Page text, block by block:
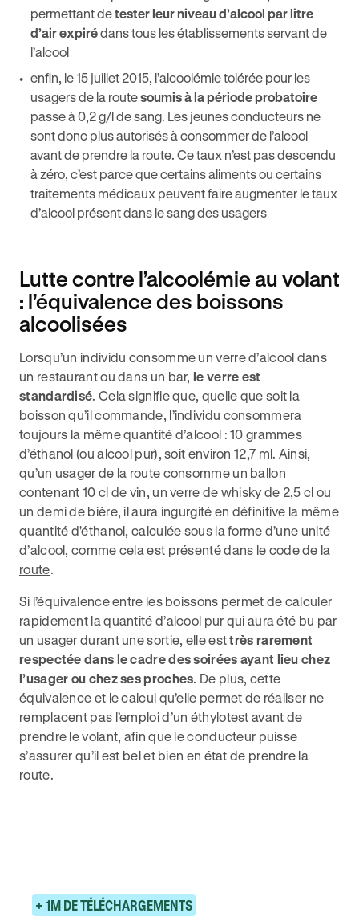
permettant detester leur niveau d’alcool par litre
d’air expirédans tous les établissements servant de
l’alcool
enfin, le 15 juillet 2015, l’alcoolémie tolérée pour les
usagers de la routesoumis à la période probatoire
passe à 0,2 g/l de sang. Les jeunes conducteurs ne
sont donc plus autorisés à consommer de l’alcool
avant de prendre la route. Ce taux n’est pas descendu
à zéro, c’est parce que certains aliments ou certains
traitements médicaux peuvent faire augmenter le taux
d’alcool présent dans le sang des usagers
Lutte contre l’alcoolémie au volant
: l’équivalence des boissons
alcoolisées
Lorsqu’un individu consomme un verre d’alcool dans
un restaurant ou dans un bar,le verre est
standardisé. Cela signifie que, quelle que soit la
boisson qu’il commande, l’individu consommera
toujours la même quantité d’alcool : 10 grammes
d’éthanol (ou alcool pur), soit environ 12,7 ml. Ainsi,
qu’un usager de la route consomme un ballon
contenant 10 cl de vin, un verre de whisky de 2,5 cl ou
un demi de bière, il aura ingurgité en définitive la même
quantité d'éthanol, calculée sous la forme d’une unité
d’alcool, comme cela est présenté dans le code de la
route.
Si l’équivalence entre les boissons permet de calculer
rapidement la quantité d’alcool pur qui aura été bu par
un usager durant une sortie, elle esttrès rarement
respectée dans le cadre des soirées ayant lieu chez
l’usager ou chez ses proches. De plus, cette
équivalence et le calcul qu’elle permet de réaliser ne
remplacent pas l’emploi d’un éthylotest avant de
prendre le volant, afin que le conducteur puisse
s’assurer qu’il est bel et bien en état de prendre la
route.
+ 1M DE TÉLÉCHARGEMENTS